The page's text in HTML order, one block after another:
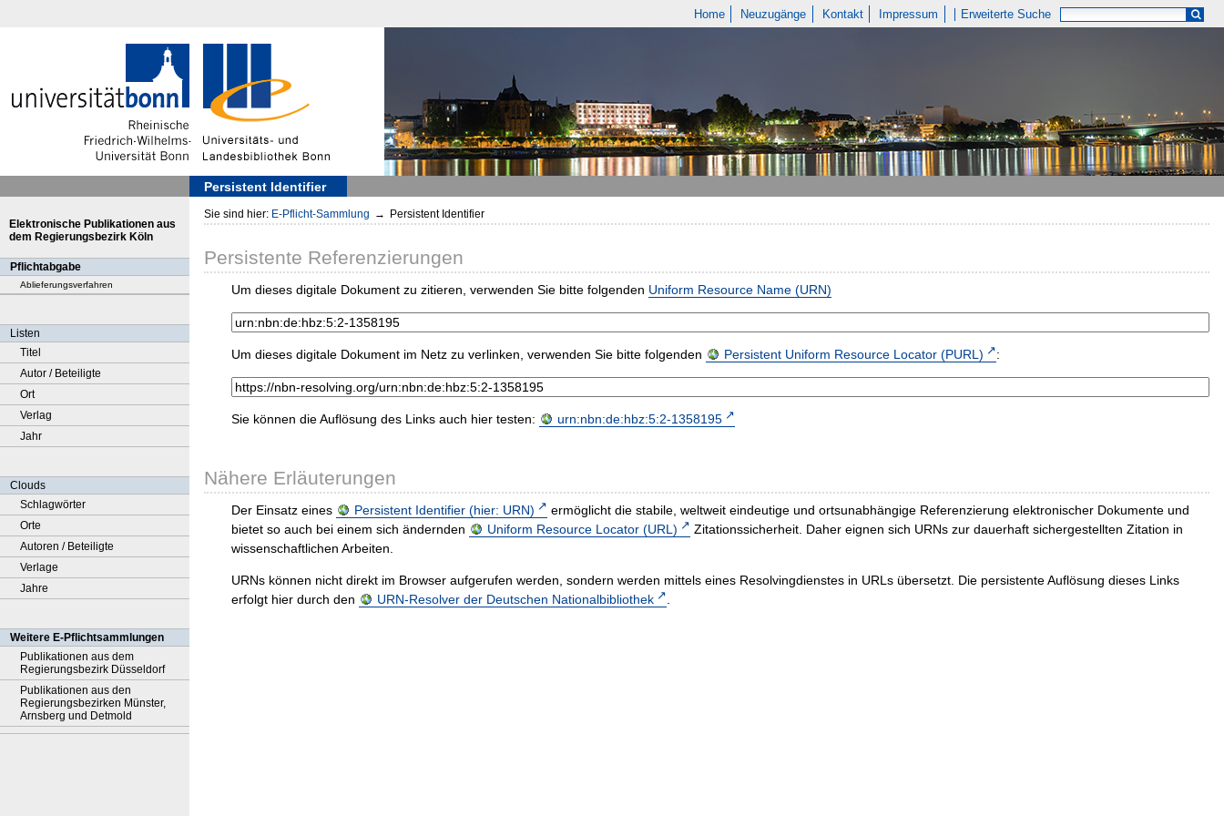
Home Neuzugänge Kontakt Impressum Erweiterte Suche
Persistent Identifier
Elektronische Publikationen aus
dem Regierungsbezirk Köln
Pflichtabgabe
Ablieferungsverfahren
Listen
Titel
Autor / Beteiligte
Ort
Verlag
Jahr
Clouds
Schlagwörter
Orte
Autoren / Beteiligte
Verlage
Jahre
Weitere E-Pflichtsammlungen
Publikationen aus dem
Regierungsbezirk Düsseldorf
Publikationen aus den
Regierungsbezirken Münster,
Arnsberg und Detmold
Sie sind hier: E-Pflicht-Sammlung → Persistent Identifier
Persistente Referenzierungen
Um dieses digitale Dokument zu zitieren, verwenden Sie bitte folgenden Uniform Resource Name (URN)
Um dieses digitale Dokument im Netz zu verlinken, verwenden Sie bitte folgenden Persistent Uniform Resource Locator (PURL) :
Sie können die Auflösung des Links auch hier testen: urn:nbn:de:hbz:5:2-1358195
Nähere Erläuterungen
Der Einsatz eines Persistent Identifier (hier: URN)
ermöglicht die stabile, weltweit eindeutige und ortsunabhängige Referenzierung elektronischer Dokumente und
bietet so auch bei einem sich ändernden
Uniform Resource Locator (URL)
Zitationssicherheit. Daher eignen sich URNs zur dauerhaft sichergestellten Zitation in
wissenschaftlichen Arbeiten.
URNs können nicht direkt im Browser aufgerufen werden, sondern werden mittels eines Resolvingdienstes in URLs übersetzt. Die persistente Auflösung dieses Links
erfolgt hier durch den
URN-Resolver der Deutschen Nationalbibliothek .